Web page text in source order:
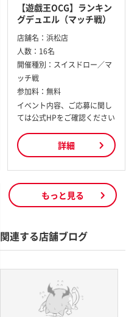
【遊戯王OCG】ランキン
グデュエル（マッチ戦）
店舗名： 浜松店
人数： 16名
開催種別： スイスドロー／マ
ッチ戦
参加料： 無料
イベント内容、ご応募に関し
ては公式HPをご確認ください
詳細
もっと見る
関連する店舗ブログ